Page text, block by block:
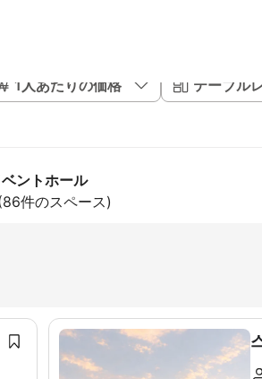
1人あたりの価格
テーブル
ントホール
件のスペース)